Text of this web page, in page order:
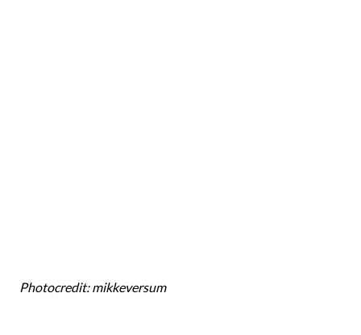
Photocredit: mikkeversum